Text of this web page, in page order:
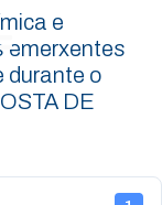
e
emerxentes
durante o
DE